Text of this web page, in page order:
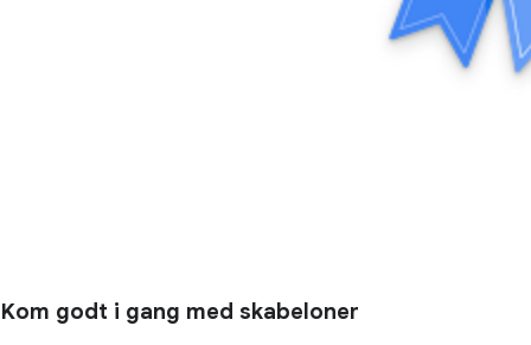
Kom godt i gang med skabeloner